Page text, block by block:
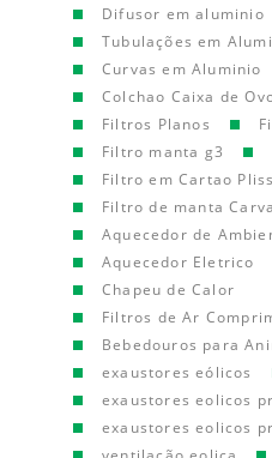
Difusor em aluminio
Tubulações em
Curvas em Aluminio
Colchao Caixa de
Filtros Planos
Filtro manta g3
Filtro em Cartao
Filtro de manta
Aquecedor de
Aquecedor Eletrico
Chapeu de Calor
Filtros de Ar
Bebedouros para
exaustores eólicos
exaustores eolicos
exaustores eolicos